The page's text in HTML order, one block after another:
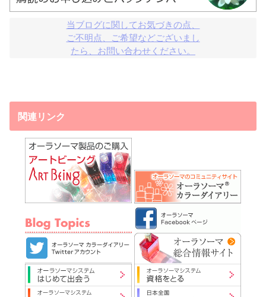
当ブログに関してお気づきの点、
ご不明点、ご希望などございまし
たら、お問い合わせください。
関連リンク